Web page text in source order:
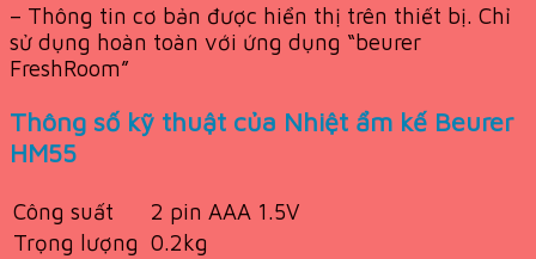
– Thông tin cơ bản được hiển thị trên thiết bị. Chỉ
sử dụng hoàn toàn với ứng dụng “beurer
FreshRoom”
Thông số kỹ thuật của Nhiệt ẩm kế Beurer
HM55
Công suất
2 pin AAA 1.5V
Trọng lượng 0.2kg